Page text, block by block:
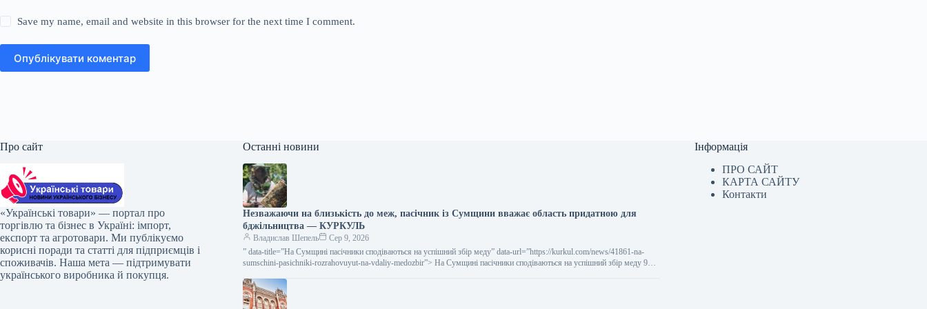
Save my name, email and website in this browser for the next time I comment.
Опублікувати коментар
Про сайт
«Українські товари» — портал про
торгівлю та бізнес в Україні: імпорт,
експорт та агротовари. Ми публікуємо
корисні поради та статті для підприємців і
споживачів. Наша мета — підтримувати
українського виробника й покупця.
Останні новини
Незважаючи на близькість до меж, пасічник із Сумщини вважає область придатною для
бджільництва — КУРКУЛЬ
Владислав Шепель
Сер 9, 2026
” data-title=”На Сумщині пасічники сподіваються на успішний збір меду” data-url=”https://kurkul.com/news/41861-na-
sumschini-pasichniki-rozrahovuyut-na-vdaliy-medozbir”> На Сумщині пасічники сподіваються на успішний збір меду 9
Інформація
ПРО САЙТ
КАРТА САЙТУ
Контакти